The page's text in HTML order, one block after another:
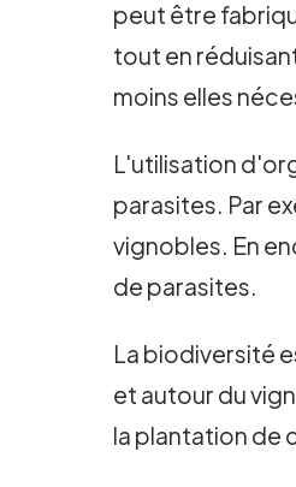
peut être
tout en
moins elles
L'utilisation
parasites. Par
vignobles. En
de parasites.
La biodiversité
et autour du
la plantation de